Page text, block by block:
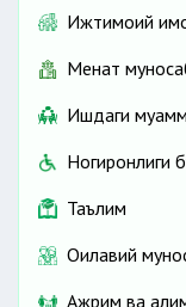
Ижтимоий
Меҳнат
Ишдаги
Ногиронлиги
Таълим
Оилавий
Ажрим ва